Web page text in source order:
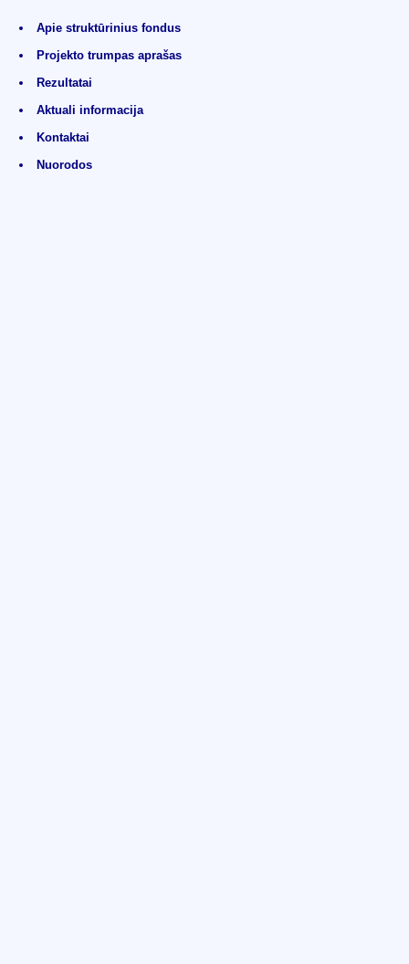
Apie struktūrinius fondus
Projekto trumpas aprašas
Rezultatai
Aktuali informacija
Kontaktai
Nuorodos